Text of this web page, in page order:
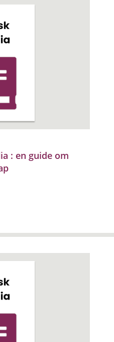
: en guide om